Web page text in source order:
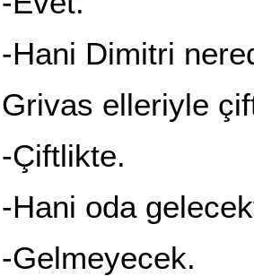
Dimitri
elleriyle
oda